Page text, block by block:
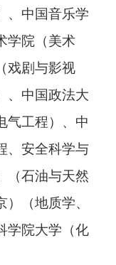
、中国音乐学
学院（美术
戏剧与影视
、中国政法大
气工程）、中
、安全科学与
（石油与天然
（地质学、
学院大学（化